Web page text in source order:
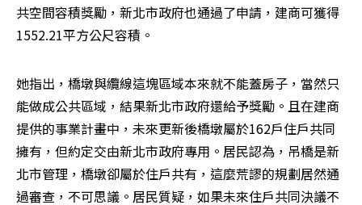
共空間容積獎勵，新北市政府也通過了申請，建商可獲得
1552.21平方公尺容積。
她指出，橋墩與纜線這塊區域本來就不能蓋房子，當然只
能做成公共區域，結果新北市政府還給予獎勵。且在建商
提供的事業計畫中，未來更新後橋墩屬於162戶住戶共同
擁有，但約定交由新北市政府專用。居民認為，吊橋是新
北市管理，橋墩卻屬於住戶共有，這麼荒謬的規劃居然通
過審查，不可思議。居民質疑，如果未來住戶共同決議不